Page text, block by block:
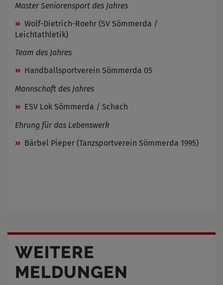
Master Seniorensport des Jahres
Wolf-Dietrich-Roehr (SV Sömmerda /
Leichtathletik)
Team des Jahres
Handballsportverein Sömmerda 05
Mannschaft des Jahres
ESV Lok Sömmerda / Schach
Ehrung für das Lebenswerk
Bärbel Pieper (Tanzsportverein Sömmerda 1995)
WEITERE
MELDUNGEN